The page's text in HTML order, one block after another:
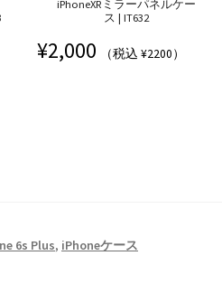
iPhoneXRミラーパネルケー
ス | IT632
¥2,000 （税込 ¥2200）
6s Plus, iPhoneケース